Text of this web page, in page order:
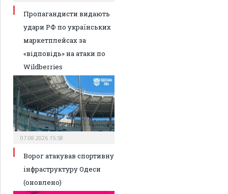
Пропагандисти видають
удари РФ по українських
маркетплейсах за
«відповідь» на атаки по
Wildberries
07.08.2026 15:58
Ворог атакував спортивну
інфраструктуру Одеси
(оновлено)